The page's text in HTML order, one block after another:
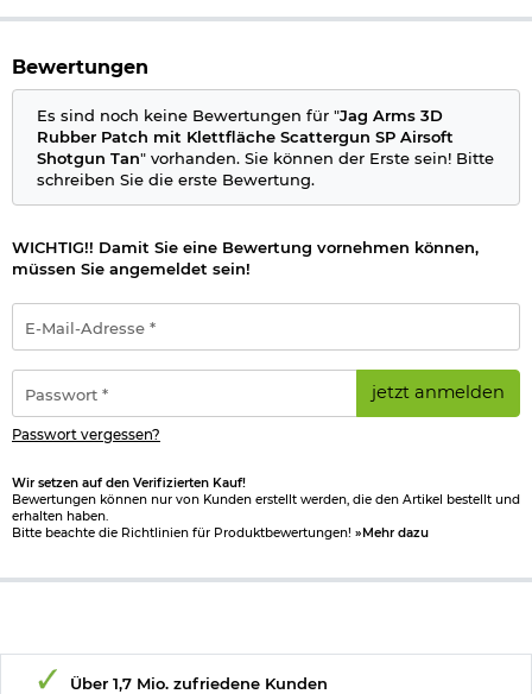
Material: PVC, Kunststoff
Farbe: Tan / schwarz
Marke: Jag Arms
Herstellerinformationen
Verantwortliche Person für die EU
Bewertungen
Es sind noch keine Bewertungen für "Jag Arms 3D
Rubber Patch mit Klettfläche Scattergun SP Airsoft
Shotgun Tan" vorhanden. Sie können der Erste sein! Bitte
schreiben Sie die erste Bewertung.
WICHTIG!! Damit Sie eine Bewertung vornehmen können,
müssen Sie angemeldet sein!
Mail-
Adresse
*
jetzt anmelden
Passwort vergessen?
Wir setzen auf den Verifizierten Kauf!
Bewertungen können nur von Kunden erstellt werden, die den Artikel bestellt und
erhalten haben.
Bitte beachte die Richtlinien für Produktbewertungen! »Mehr dazu
Über 1,7 Mio. zufriedene Kunden